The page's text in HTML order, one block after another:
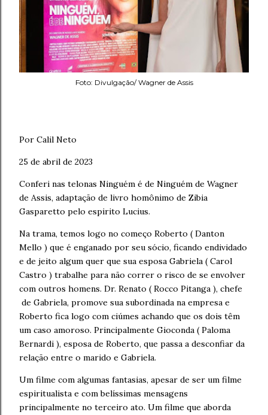
Foto: Divulgação/ Wagner de Assis
Por Calil Neto
25 de abril de 2023
Conferi nas telonas Ninguém é de Ninguém de Wagner
de Assis, adaptação de livro homônimo de Zibia
Gasparetto pelo espirito Lucius.
Na trama, temos logo no começo Roberto ( Danton
Mello ) que é enganado por seu sócio, ficando endividado
e de jeito algum quer que sua esposa Gabriela ( Carol
Castro ) trabalhe para não correr o risco de se envolver
com outros homens. Dr. Renato ( Rocco Pitanga ), chefe
de Gabriela, promove sua subordinada na empresa e
Roberto fica logo com ciúmes achando que os dois têm
um caso amoroso. Principalmente Gioconda ( Paloma
Bernardi ), esposa de Roberto, que passa a desconfiar da
relação entre o marido e Gabriela.
Um filme com algumas fantasias, apesar de ser um filme
espiritualista e com belíssimas mensagens
principalmente no terceiro ato. Um filme que aborda